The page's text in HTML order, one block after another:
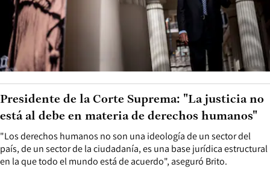
"Los derechos humanos no son una ideología de un sector del
país, de un sector de la ciudadanía, es una base jurídica estructural
en la que todo el mundo está de acuerdo", aseguró Brito.
Presidente de la Corte Suprema: "La justicia no
está al debe en materia de derechos humanos"